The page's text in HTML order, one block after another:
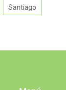
Santiago